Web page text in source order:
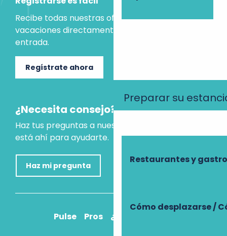
Preparar su
Restaurantes y
Cómo desplazarse /
Recibe todas nuestras ofertas e ideas para las
vacaciones directamente en tu bandeja de
entrada.
Regístrate ahora
¿Necesita consejo?
Haz tus preguntas a nuestro asistente virtual, que
está ahí para ayudarte.
Haz mi pregunta
Pulse Pros ¿Cómo llegar?